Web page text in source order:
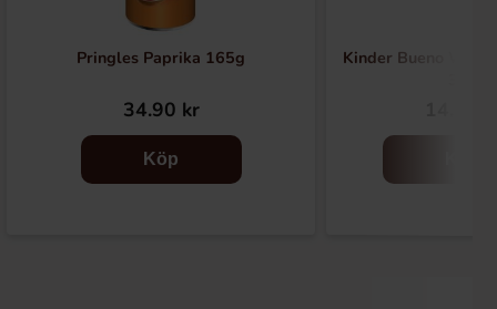
Pringles Paprika 165g
34.90 kr
Köp
Kinder Bueno